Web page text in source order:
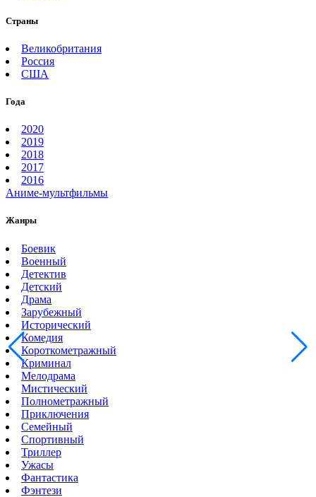
Страны
Великобритания
Россия
США
Года
2020
2019
2018
2017
2016
Аниме-мультфильмы
Жанры
Боевик
Военный
Детектив
Детский
Драма
Зарубежный
Исторический
Комедия
Короткометражный
Криминал
Мелодрама
Мистический
Полнометражный
Приключения
Семейный
Спортивный
Триллер
Ужасы
Фантастика
Фэнтези